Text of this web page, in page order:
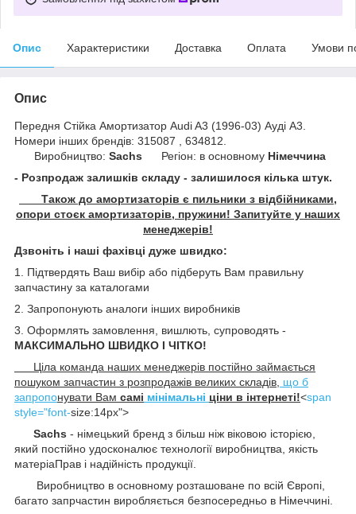
Опис Характеристики Доставка Оплата Умови
Опис
Передня Стійка Амортизатор Audi A3 (1996-03) Ауді А3.
Номери інших брендів: 315087 , 634812.
Виробництво: Sachs Регіон: в основному Німеччина
- Розпродаж залишків складу - залишилося кілька штук.
Також до амортизаторів є пильники з відбійниками,
опори стоєк амортизаторів, пружини! Запитуйте у наших
менеджерів!
Дзвоніть і наші фахівці дуже швидко:
1. Підтвердять Ваш вибір або підберуть Вам правильну
запчастину за каталогами
2. Запропонують аналоги інших виробників
3. Оформлять замовлення, вишлють, супроводять -
МАКСИМАЛЬНО ШВИДКО І ЧІТКО!
Ціла команда наших менеджерів постійно займається
пошуком запчастин з розпродажів великих складів, що б
запропонувати Вам самі мінімальні ціни в інтернеті!<span
style="font-size:14px">
Sachs - німецький бренд з більш ніж віковою історією,
який постійно удосконалює технології виробництва, якість
матеріаПрав і надійність продукції.
Виробництво в основному розташоване по всій Європі,
багато запрчастин виробляється безпосередньо в Німеччині.